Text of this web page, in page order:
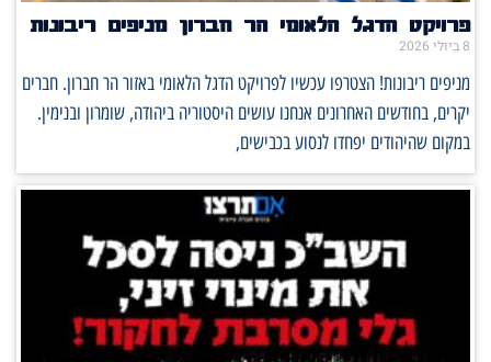
פרויקט הדגל הלאומי הר חברון מניפים ריבונות
8 ביולי 2026
מניפים ריבונות! הצטרפו עכשיו לפרויקט הדגל הלאומי באזור הר חברון. חברים
יקרים, בחודשים האחרונים אנחנו עושים היסטוריה ביהודה, שומרון ובנימין.
במקום שהיהודים יפחדו לנסוע בכבישים,